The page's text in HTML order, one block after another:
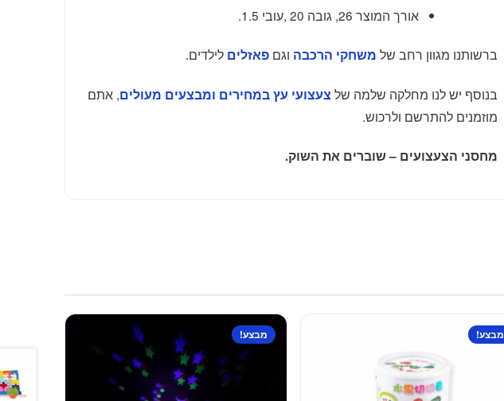
אורך המוצר 26, גובה 20 ,עובי 1.5.
ברשותנו מגוון רחב של משחקי הרכבה וגם פאזלים לילדים.
בנוסף יש לנו מחלקה שלמה של צעצועי עץ במחירים ומבצעים מעולים, אתם
מוזמנים להתרשם ולרכוש.
מחסני הצעצועים – שוברים את השוק.
מבצע! מבצע!